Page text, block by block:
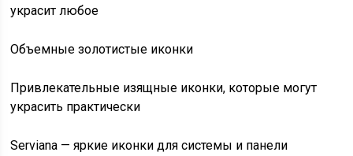
украсит любое
Объемные золотистые иконки
Привлекательные изящные иконки, которые могут
украсить практически
Serviana — яркие иконки для системы и панели